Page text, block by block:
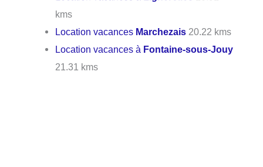
kms
Location vacances Marchezais 20.22 kms
Location vacances à Fontaine-sous-Jouy
21.31 kms